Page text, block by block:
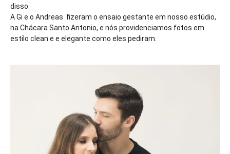
disso.
A Gi e o Andreas fizeram o ensaio gestante em nosso estúdio,
na Chácara Santo Antonio, e nós providenciamos fotos em
estilo clean e e elegante como eles pediram.